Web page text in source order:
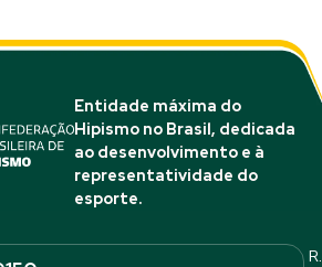
Entidade máxima do
Hipismo no Brasil, dedicada
ao desenvolvimento e à
representatividade do
esporte.
R.